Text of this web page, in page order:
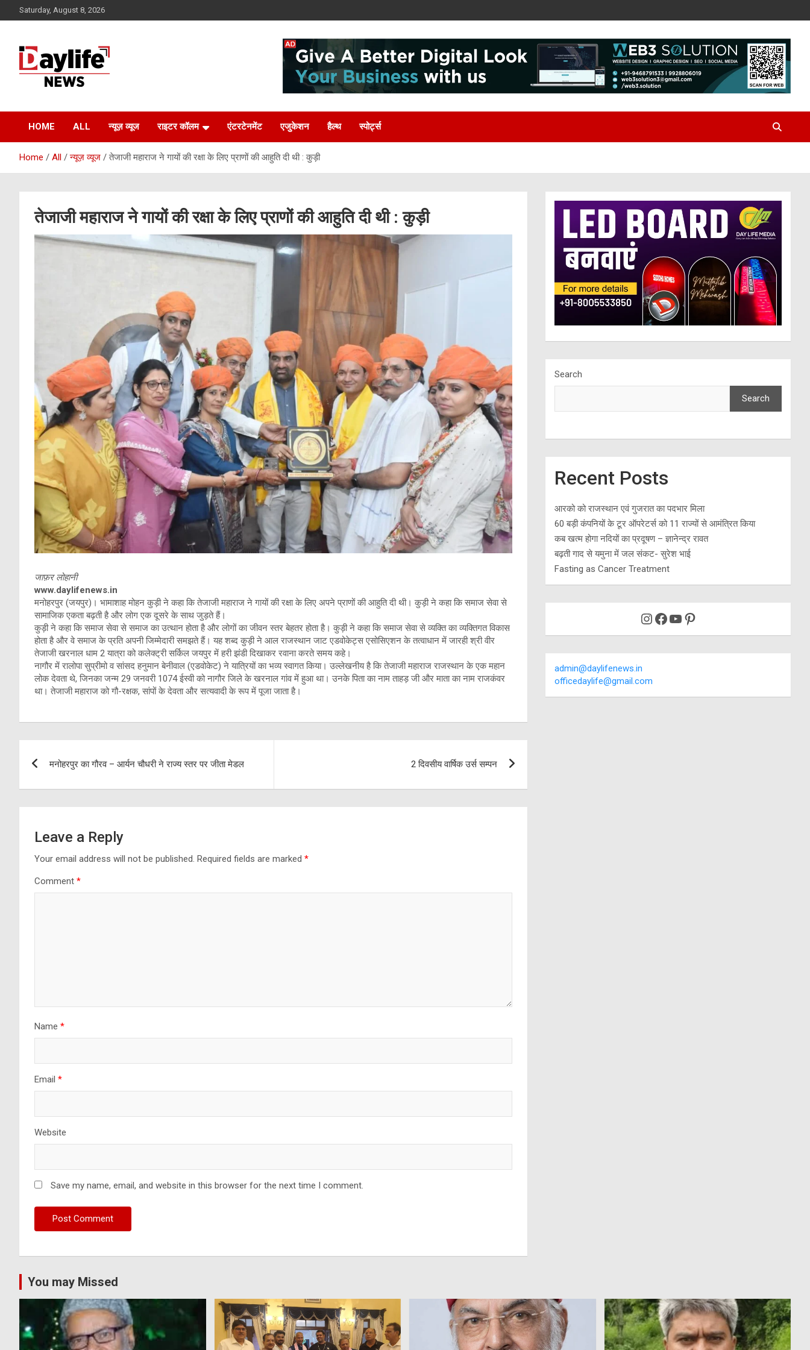
to
Saturday, August 8, 2026
HOME ALL न्यूज़ व्यूज राइटर कॉलम एंटरटेनमेंट एजुकेशन हैल्थ स्पोर्ट्स
Home All न्यूज़ व्यूज तेजाजी महाराज ने गायों की रक्षा के लिए प्राणों की आहुति दी थी : कुड़ी
तेजाजी महाराज ने गायों की रक्षा के लिए प्राणों की आहुति दी थी : कुड़ी
जाफ़र लोहानी
www.daylifenews.in
मनोहरपुर (जयपुर)। भामाशाह मोहन कुड़ी ने कहा कि तेजाजी महाराज ने गायों की रक्षा के लिए अपने प्राणों की आहुति दी थी। कुड़ी ने कहा कि समाज सेवा से
सामाजिक एकता बढ़ती है और लोग एक दूसरे के साथ जुड़ते हैं।
कुड़ी ने कहा कि समाज सेवा से समाज का उत्थान होता है और लोगों का जीवन स्तर बेहतर होता है। कुड़ी ने कहा कि समाज सेवा से व्यक्ति का व्यक्तिगत विकास
होता है और वे समाज के प्रति अपनी जिम्मेदारी समझते हैं। यह शब्द कुड़ी ने आल राजस्थान जाट एडवोकेट्स एसोसिएशन के तत्वाधान में जारही श्री वीर
तेजाजी खरनाल धाम 2 यात्रा को कलेक्ट्री सर्किल जयपुर में हरी झंडी दिखाकर रवाना करते समय कहे।
नागौर में रालोपा सुप्रीमो व सांसद हनुमान बेनीवाल (एडवोकेट) ने यात्रियों का भव्य स्वागत किया। उल्लेखनीय है कि तेजाजी महाराज राजस्थान के एक महान
लोक देवता थे, जिनका जन्म 29 जनवरी 1074 ईस्वी को नागौर जिले के खरनाल गांव में हुआ था। उनके पिता का नाम ताहड़ जी और माता का नाम राजकंवर
था। तेजाजी महाराज को गौ-रक्षक, सांपों के देवता और सत्यवादी के रूप में पूजा जाता है।
navigation
मनोहरपुर का गौरव – आर्यन चौधरी ने राज्य स्तर पर जीता मेडल 2 दिवसीय वार्षिक उर्स सम्पन
Leave a Reply
Your email address will not be published. Required fields are marked *
Comment *
Name *
Email *
Website
Save my name, email, and website in this browser for the next time I comment.
Search
Search
Recent Posts
आरको को राजस्थान एवं गुजरात का पदभार मिला
60 बड़ी कंपनियों के टूर ऑपरेटर्स को 11 राज्यों से आमंत्रित किया
कब खत्म होगा नदियों का प्रदूषण – ज्ञानेन्द्र रावत
बढ़ती गाद से यमुना में जल संकट- सुरेश भाई
Fasting as Cancer Treatment
Instagram
Facebook
YouTube
Pinterest
admin@daylifenews.in
officedaylife@gmail.com
You may Missed